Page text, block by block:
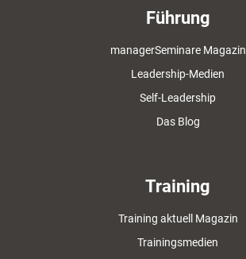
Führung
managerSeminare Magazin
Leadership-Medien
Self-Leadership
Das Blog
Training
Training aktuell Magazin
Trainingsmedien